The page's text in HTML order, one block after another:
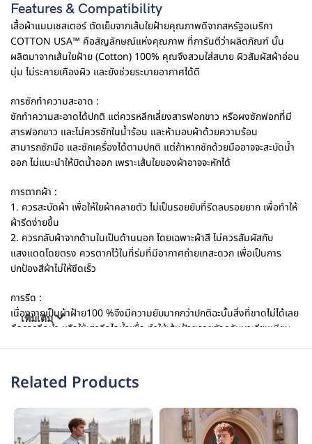
Features & Compatibility
เสื้อผ้าแมนเชสเตอร์ ตัดเย็บจากเส้นใยฝ้ายคุณภาพดีจากสหรัฐอเมริกา
COTTON USA™ คือสัญลักษณ์แห่งคุณภาพ ที่การันตีว่าผลิตภัณฑ์ นั้น
ผลิตมาจากเส้นใยฝ้าย (Cotton) 100% คุณจึงสวมใส่สบาย ผิวสัมผัสผ้าอ่อน
นุ่ม ไม่ระคายเคืองผิว และยังช่วยระบายอากาศได้ดี
การซักทำความสะอาด :
ซักทำความสะอาดได้ปกติ แต่ควรหลีกเลี่ยงสารฟอกขาว หรือผงซักฟอกที่มี
สารฟอกขาว และไม่ควรซักในน้ำร้อน และห้ามอบผ้าด้วยความร้อน
สามารถซักมือ และซักเครื่องได้ตามปกติ แต่ถ้าหากซักด้วยมืออาจจะสะบัดน้ำ
ออก ไม่แนะนำให้บิดน้ำออก เพราะเส้นใยของผ้าอาจจะหักได้
การตากผ้า :
1. ควรสะบัดผ้า เพื่อให้ใยผ้าคลายตัว ไม่เป็นรอยยับที่รีดลบรอยยาก เพื่อทำให้
ผ้ารีดง่ายขึ้น
2. ควรกลับผ้าจากด้านในเป็นด้านนอก โดยเฉพาะผ้าสี ไม่ควรสัมผัสกับ
แสงแดดโดยตรง ควรตากไว้ในที่ร่มที่มีอากาศถ่ายเทสะดวก เพื่อเป็นการ
ปกป้องสีผ้าไม่ให้ซีดเร็ว
การรีด :
เนื่องจากเป็นผ้าฝ้าย100 %จึงมีความยับมากกว่าปกติฉะนั้นสิ่งที่ขาดไม่ได้เลย
คือการฉีดน้ำ หรือใช้เตารีดไอน้ำเพื่อ ทำให้เส้นฝ้ายคายตัวกลับมาเรียบเนียบ
โดยใช้ความร้อนเพียงระดับต่ำ – กลาง ห้ามนำผ้าไปอบแห้งโดยอัตโนมัติ. ให้
เพิ่มเติม
Related Products